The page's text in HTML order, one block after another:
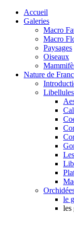
Accueil
Galeries
Macro
Macro
Paysages
Oiseaux
Nature de
le
les